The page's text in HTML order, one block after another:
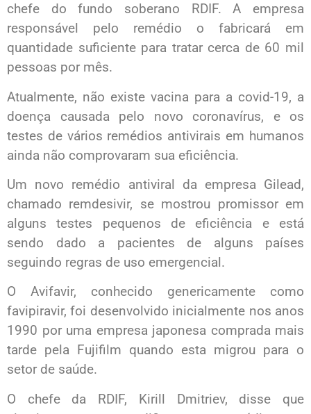
chefe do fundo soberano RDIF. A empresa
responsável pelo remédio o fabricará em
quantidade suficiente para tratar cerca de 60 mil
pessoas por mês.
Atualmente, não existe vacina para a covid-19, a
doença causada pelo novo coronavírus, e os
testes de vários remédios antivirais em humanos
ainda não comprovaram sua eficiência.
Um novo remédio antiviral da empresa Gilead,
chamado remdesivir, se mostrou promissor em
alguns testes pequenos de eficiência e está
sendo dado a pacientes de alguns países
seguindo regras de uso emergencial.
O Avifavir, conhecido genericamente como
favipiravir, foi desenvolvido inicialmente nos anos
1990 por uma empresa japonesa comprada mais
tarde pela Fujifilm quando esta migrou para o
setor de saúde.
O chefe da RDIF, Kirill Dmitriev, disse que